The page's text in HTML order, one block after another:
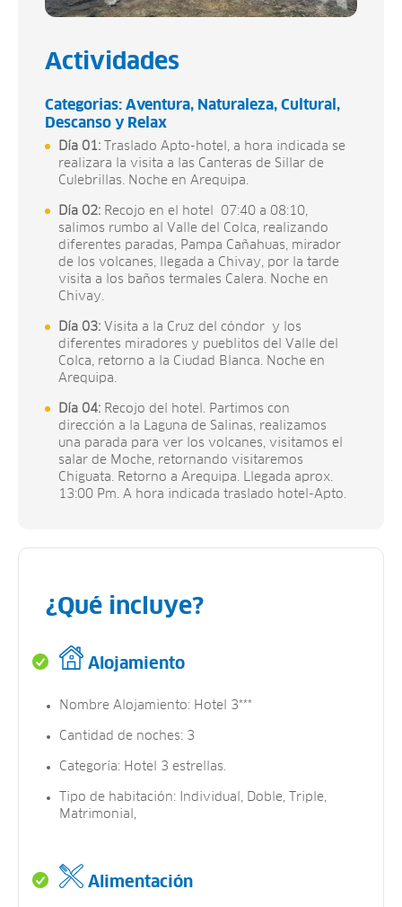
Actividades
Categorias: Aventura Naturaleza Cultural
Descanso y Relax
Día 01: Traslado Apto-hotel, a hora indicada se
realizara la visita a las Canteras de Sillar de
Culebrillas. Noche en Arequipa.
Día 02: Recojo en el hotel 07:40 a 08:10,
salimos rumbo al Valle del Colca, realizando
diferentes paradas, Pampa Cañahuas, mirador
de los volcanes, llegada a Chivay, por la tarde
visita a los baños termales Calera. Noche en
Chivay.
Día 03: Visita a la Cruz del cóndor y los
diferentes miradores y pueblitos del Valle del
Colca, retorno a la Ciudad Blanca. Noche en
Arequipa.
Día 04: Recojo del hotel. Partimos con
dirección a la Laguna de Salinas, realizamos
una parada para ver los volcanes, visitamos el
salar de Moche, retornando visitaremos
Chiguata. Retorno a Arequipa. Llegada aprox.
13:00 Pm. A hora indicada traslado hotel-Apto.
¿Qué incluye?
Alojamiento
Nombre Alojamiento: Hotel 3***
Cantidad de noches: 3
Categoría: Hotel 3 estrellas.
Tipo de habitación: Individual, Doble, Triple,
Matrimonial,
Alimentación